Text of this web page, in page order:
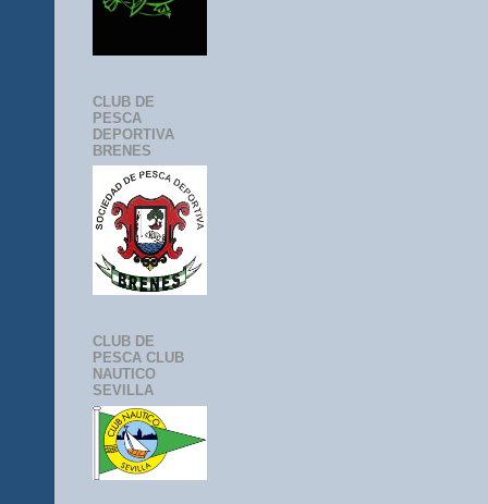
CLUB DE
PESCA
DEPORTIVA
BRENES
CLUB DE
PESCA CLUB
NAUTICO
SEVILLA